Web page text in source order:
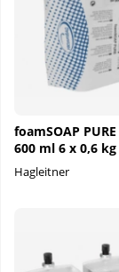
foamSOAP
600 ml 6 x 0,6 kg
Hagleitner